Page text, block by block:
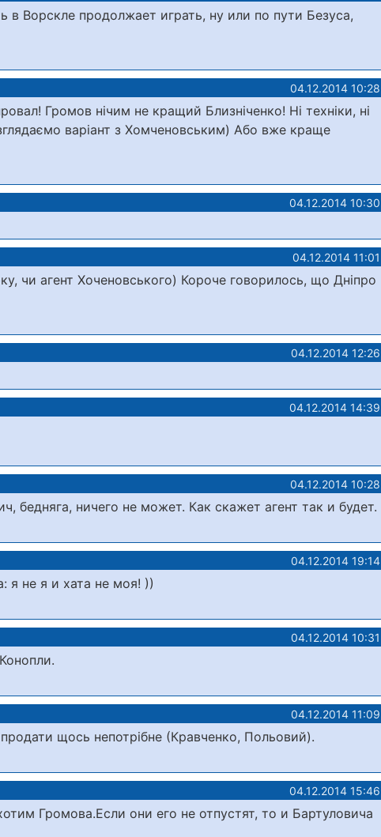
в Ворскле продолжает играть, ну или по пути Безуса,
04.12.2014 10:28
Громов нічим не кращий Близніченко! Ні техніки, ні
варіант з Хомченовським) Або вже краще
04.12.2014 10:30
04.12.2014 11:01
чи агент Хоченовського) Короче говорилось, що Дніпро
04.12.2014 12:26
04.12.2014 14:39
04.12.2014 10:28
бедняга, ничего не может. Как скажет агент так и будет.
04.12.2014 19:14
я не я и хата не моя! ))
04.12.2014 10:31
04.12.2014 11:09
щось непотрібне (Кравченко, Польовий).
04.12.2014 15:46
Громова.Если они его не отпустят, то и Бартуловича